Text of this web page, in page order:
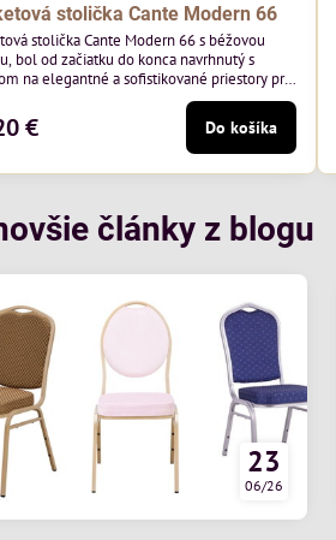
stolička Cante Modern 66
stolička Cante Modern 66 s béžovou
bol od začiatku do konca navrhnutý s
na elegantné a sofistikované priestory pre
Má béžový rám a čalúnenie Soro 02
značky Davis – béžová farba s mäkkým
je ideálna do svetlých priestorov.
kombinuje klasický dizajn s modernou
Je odolná, pohodlná a pripravená na
€ Do košíka
články z blogu
23
06/26